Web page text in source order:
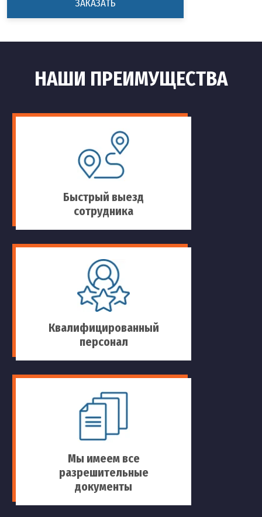
ЗАКАЗАТЬ
НАШИ ПРЕИМУЩЕСТВА
Быстрый выезд
сотрудника
Квалифицированный
персонал
Мы имеем все
разрешительные
документы